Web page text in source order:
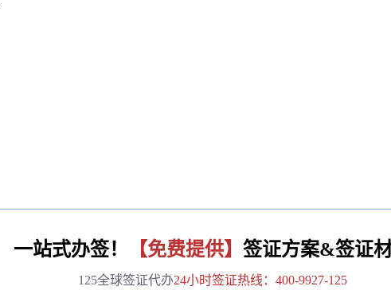
一站式办签！ 【免费提供】 签证方案&签证
125全球签证代办24小时签证热线：400-9927-125